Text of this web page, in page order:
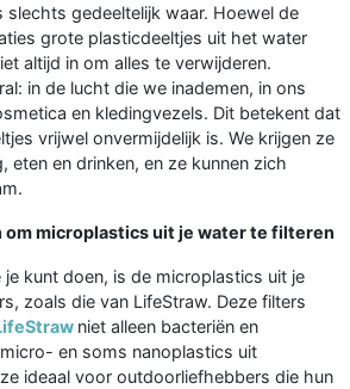
slechts gedeeltelijk waar. Hoewel de
grote plasticdeeltjes uit het water
altijd in om alles te verwijderen.
in de lucht die we inademen, in ons
en kledingvezels. Dit betekent dat
vrijwel onvermijdelijk is. We krijgen ze
eten en drinken, en ze kunnen zich
om microplastics uit je water te filteren
je kunt doen, is de microplastics uit je
zoals die van LifeStraw. Deze filters
niet alleen bacteriën en
en soms nanoplastics uit
ideaal voor outdoorliefhebbers die hun